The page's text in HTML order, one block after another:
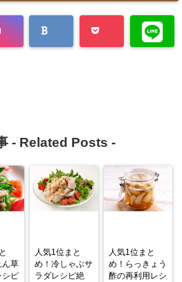
- Related Posts -
ん草
シピ
人気1位まと
め！冷しゃぶサ
ラダレシピ絶
人気1位まと
め！らっきょう
酢の再利用レシ